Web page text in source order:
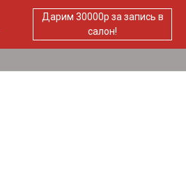
Дарим 30000р за запись в
салон!